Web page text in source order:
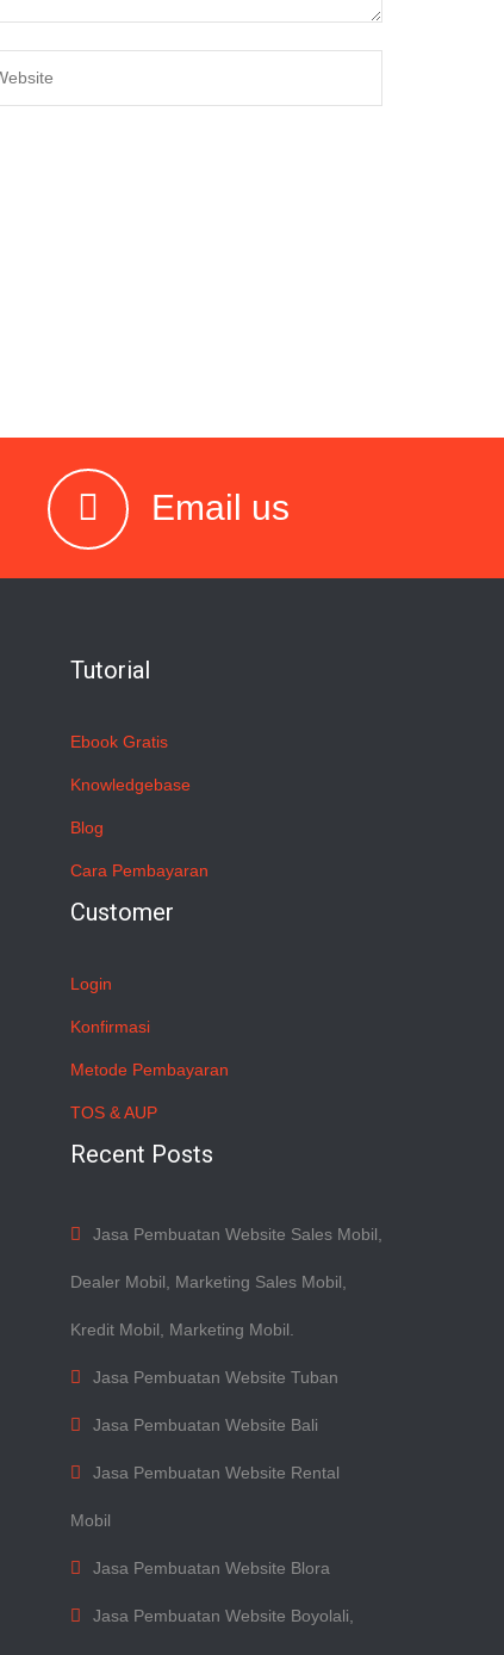
Email us
Tutorial
Ebook Gratis
Knowledgebase
Blog
Cara Pembayaran
Customer
Login
Konfirmasi
Metode Pembayaran
TOS & AUP
Recent Posts
Jasa Pembuatan Website Sales Mobil,
Dealer Mobil, Marketing Sales Mobil,
Kredit Mobil, Marketing Mobil.
Jasa Pembuatan Website Tuban
Jasa Pembuatan Website Bali
Jasa Pembuatan Website Rental
Mobil
Jasa Pembuatan Website Blora
Jasa Pembuatan Website Boyolali,